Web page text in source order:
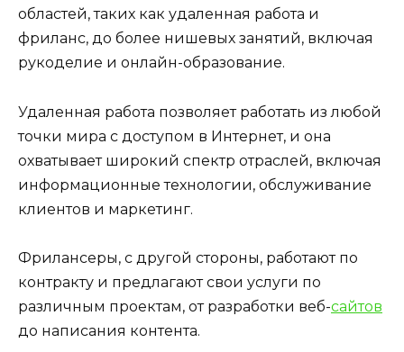
областей, таких как удаленная работа и
фриланс, до более нишевых занятий, включая
рукоделие и онлайн-образование.
Удаленная работа позволяет работать из любой
точки мира с доступом в Интернет, и она
охватывает широкий спектр отраслей, включая
информационные технологии, обслуживание
клиентов и маркетинг.
Фрилансеры, с другой стороны, работают по
контракту и предлагают свои услуги по
различным проектам, от разработки веб-сайтов
до написания контента.